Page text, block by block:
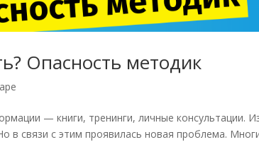
Опасность методик
— книги, тренинги, личные консультации.
в связи с этим проявилась новая проблема.